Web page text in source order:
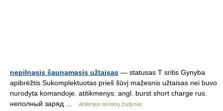
nepilnasis šaunamasis užtaisas — statusas T sritis Gynyba
apibrėžtis Sukomplektuotas prieš šūvį mažesnis užtaisas nei buvo
nurodyta komandoje. atitikmenys: angl. burst short charge rus.
неполный заряд …
Artilerijos terminų žodynas